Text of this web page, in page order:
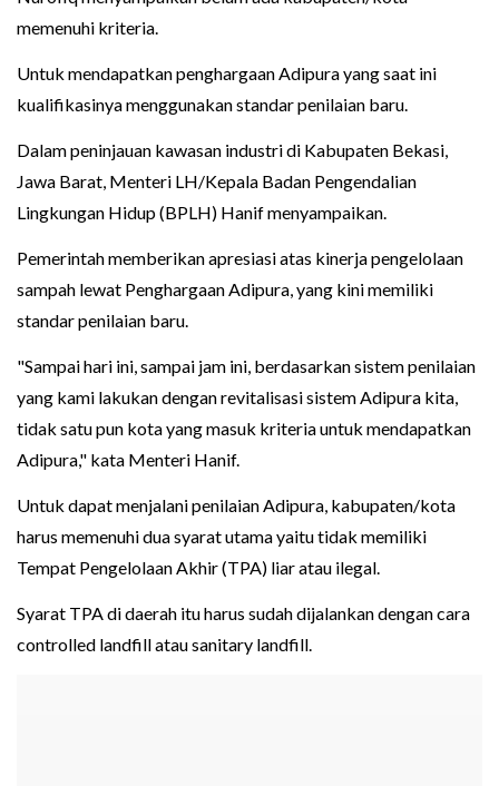
memenuhi kriteria.
Untuk mendapatkan penghargaan Adipura yang saat ini
kualifikasinya menggunakan standar penilaian baru.
Dalam peninjauan kawasan industri di Kabupaten Bekasi,
Jawa Barat, Menteri LH/Kepala Badan Pengendalian
Lingkungan Hidup (BPLH) Hanif menyampaikan.
Pemerintah memberikan apresiasi atas kinerja pengelolaan
sampah lewat Penghargaan Adipura, yang kini memiliki
standar penilaian baru.
"Sampai hari ini, sampai jam ini, berdasarkan sistem penilaian
yang kami lakukan dengan revitalisasi sistem Adipura kita,
tidak satu pun kota yang masuk kriteria untuk mendapatkan
Adipura," kata Menteri Hanif.
Untuk dapat menjalani penilaian Adipura, kabupaten/kota
harus memenuhi dua syarat utama yaitu tidak memiliki
Tempat Pengelolaan Akhir (TPA) liar atau ilegal.
Syarat TPA di daerah itu harus sudah dijalankan dengan cara
controlled landfill atau sanitary landfill.